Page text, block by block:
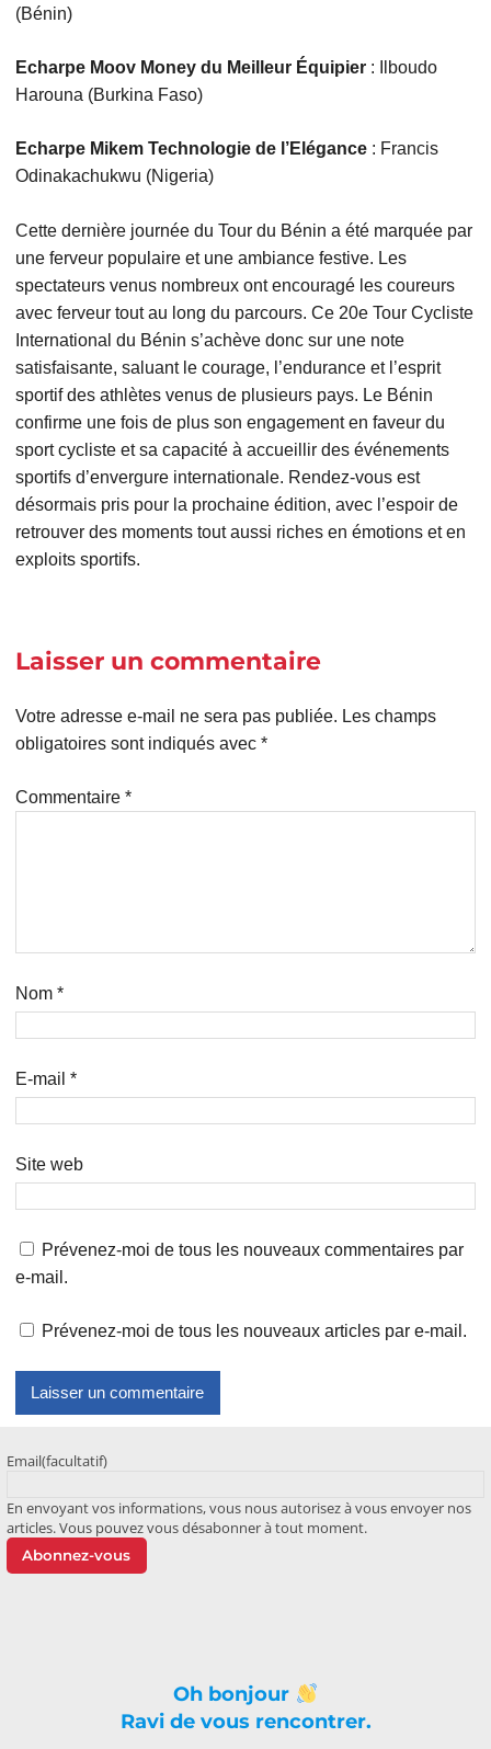
(Bénin)
Echarpe Moov Money du Meilleur Équipier: Ilboudo
Harouna (Burkina Faso)
Echarpe Mikem Technologie de l’Elégance: Francis
Odinakachukwu (Nigeria)
Cette dernière journée du Tour du Bénin a été marquée par
une ferveur populaire et une ambiance festive. Les
spectateurs venus nombreux ont encouragé les coureurs
avec ferveur tout au long du parcours. Ce 20e Tour Cycliste
International du Bénin s’achève donc sur une note
satisfaisante, saluant le courage, l’endurance et l’esprit
sportif des athlètes venus de plusieurs pays. Le Bénin
confirme une fois de plus son engagement en faveur du
sport cycliste et sa capacité à accueillir des événements
sportifs d’envergure internationale. Rendez-vous est
désormais pris pour la prochaine édition, avec l’espoir de
retrouver des moments tout aussi riches en émotions et en
exploits sportifs.
Laisser un commentaire
Votre adresse e-mail ne sera pas publiée. Les champs
obligatoires sont indiqués avec *
Commentaire *
Nom *
E-mail *
Site web
Prévenez-moi de tous les nouveaux commentaires par
e-mail.
Prévenez-moi de tous les nouveaux articles par e-mail.
Email(facultatif)
En envoyant vos informations, vous nous autorisez à vous envoyer nos
articles. Vous pouvez vous désabonner à tout moment.
Abonnez-vous
Oh bonjour
Ravi de vous rencontrer.